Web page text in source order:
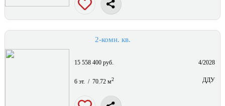
2-комн. кв.
15 558 400 руб. 4/2028
6 эт. / 70.72 м2 ДДУ